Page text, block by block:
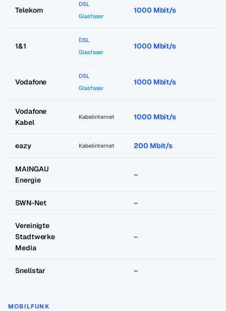
Telekom
DSL
Glasfaser
1000 Mbit/s
1&1
DSL
Glasfaser
1000 Mbit/s
Vodafone
DSL
Glasfaser
1000 Mbit/s
Vodafone
Kabel
Kabelinternet 1000 Mbit/s
eazy Kabelinternet 200 Mbit/s
MAINGAU
Energie
–
SWN-Net –
Vereinigte
Stadtwerke
Media
–
Snellstar –
MOBILFUNK